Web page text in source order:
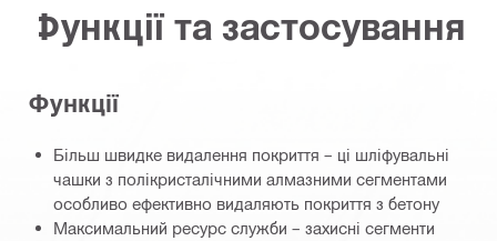
Функції та застосування
Функції
Більш швидке видалення покриття – ці шліфувальні
чашки з полікристалічними алмазними сегментами
особливо ефективно видаляють покриття з бетону
Максимальний ресурс служби – захисні сегменти